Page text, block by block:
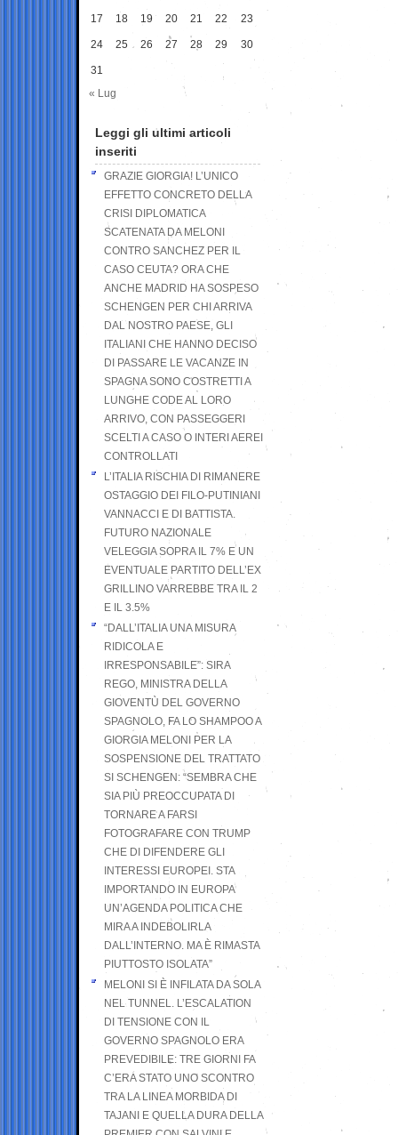
17 18 19 20 21 22 23
24 25 26 27 28 29 30
31
« Lug
Leggi gli ultimi articoli
inseriti
GRAZIE GIORGIA! L’UNICO
EFFETTO CONCRETO DELLA
CRISI DIPLOMATICA
SCATENATA DA MELONI
CONTRO SANCHEZ PER IL
CASO CEUTA? ORA CHE
ANCHE MADRID HA SOSPESO
SCHENGEN PER CHI ARRIVA
DAL NOSTRO PAESE, GLI
ITALIANI CHE HANNO DECISO
DI PASSARE LE VACANZE IN
SPAGNA SONO COSTRETTI A
LUNGHE CODE AL LORO
ARRIVO, CON PASSEGGERI
SCELTI A CASO O INTERI AEREI
CONTROLLATI
L’ITALIA RISCHIA DI RIMANERE
OSTAGGIO DEI FILO-PUTINIANI
VANNACCI E DI BATTISTA.
FUTURO NAZIONALE
VELEGGIA SOPRA IL 7% E UN
EVENTUALE PARTITO DELL’EX
GRILLINO VARREBBE TRA IL 2
E IL 3.5%
“DALL’ITALIA UNA MISURA
RIDICOLA E
IRRESPONSABILE”: SIRA
REGO, MINISTRA DELLA
GIOVENTÙ DEL GOVERNO
SPAGNOLO, FA LO SHAMPOO A
GIORGIA MELONI PER LA
SOSPENSIONE DEL TRATTATO
SI SCHENGEN: “SEMBRA CHE
SIA PIÙ PREOCCUPATA DI
TORNARE A FARSI
FOTOGRAFARE CON TRUMP
CHE DI DIFENDERE GLI
INTERESSI EUROPEI. STA
IMPORTANDO IN EUROPA
UN’AGENDA POLITICA CHE
MIRA A INDEBOLIRLA
DALL’INTERNO. MA È RIMASTA
PIUTTOSTO ISOLATA”
MELONI SI È INFILATA DA SOLA
NEL TUNNEL. L’ESCALATION
DI TENSIONE CON IL
GOVERNO SPAGNOLO ERA
PREVEDIBILE: TRE GIORNI FA
C’ERA STATO UNO SCONTRO
TRA LA LINEA MORBIDA DI
TAJANI E QUELLA DURA DELLA